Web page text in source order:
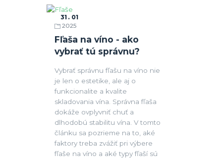
Fľaša na víno - ako
vybrať tú správnu?
31
01
2025
Fľaše
Vybrať správnu fľašu na víno nie
je len o estetike, ale aj o
funkcionalite a kvalite
skladovania vína. Správna fľaša
dokáže ovplyvniť chuť a
dlhodobú stabilitu vína. V tomto
článku sa pozrieme na to, aké
faktory treba zvážiť pri výbere
fľaše na víno a aké typy fľaší sú